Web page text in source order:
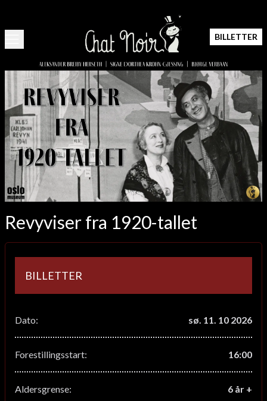
BILLETTER
Revyviser fra 1920-tallet
BILLETTER
Dato: sø. 11. 10 2026
Forestillingsstart: 16:00
Aldersgrense: 6 år +